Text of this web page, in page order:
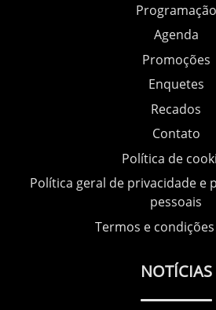
Programação
Agenda
Promoções
Enquetes
Recados
Contato
Política de
Política geral de privacidade e
pessoais
Termos e
NOTÍCIAS